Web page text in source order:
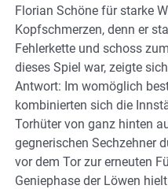
Florian Schöne für starke
Kopfschmerzen, denn er
Fehlerkette und schoss
dieses Spiel war, zeigte
Antwort: Im womöglich
kombinierten sich die
Torhüter von ganz hinten
gegnerischen Sechzehner
vor dem Tor zur erneuten
Geniephase der Löwen